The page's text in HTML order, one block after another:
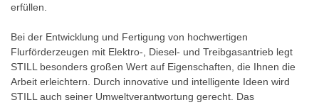
erfüllen.
Bei der Entwicklung und Fertigung von hochwertigen
Flurförderzeugen mit Elektro-, Diesel- und Treibgasantrieb legt
STILL besonders großen Wert auf Eigenschaften, die Ihnen die
Arbeit erleichtern. Durch innovative und intelligente Ideen wird
STILL auch seiner Umweltverantwortung gerecht. Das